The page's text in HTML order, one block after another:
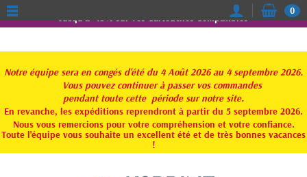
Jusqu'à -15% sur vos Cartouches Compatibles
Notre équipe sera en congés d'été du 4 Août 2026 au 4 septembre 2026.
Vous pouvez continuer à passer vos commandes
pendant toute cette période sur notre site.
En revanche, les expéditions reprendront à partir du 5 septembre 2026.
Nous vous remercions pour votre compréhension et votre confiance.
Toute l'équipe vous souhaite un excellent été et de très bonnes vacances
!
0